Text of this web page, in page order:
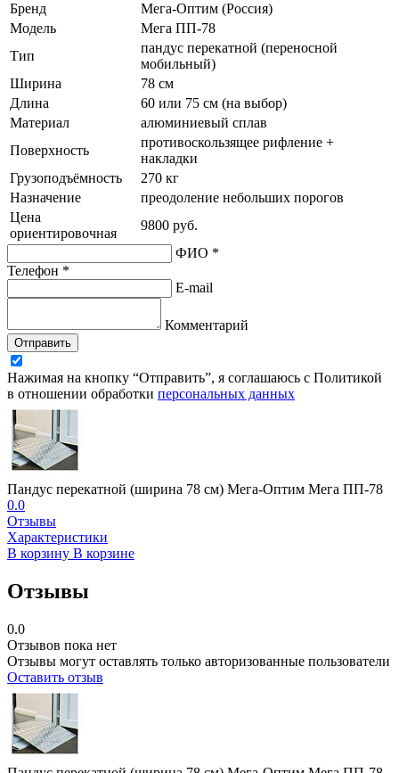
Бренд
Мега-Оптим (Россия)
Модель
Мега ПП-78
Тип
пандус перекатной (переносной
мобильный)
Ширина
78 см
Длина
60 или 75 см (на выбор)
Материал
алюминиевый сплав
Поверхность
противоскользящее рифление +
накладки
Грузоподъёмность
270 кг
Назначение
преодоление небольших порогов
Цена
ориентировочная
9800 руб.
ФИО *
Телефон *
E-mail
Комментарий
Отправить
Нажимая на кнопку “Отправить”, я соглашаюсь с Политикой
в отношении обработки персональных данных
Пандус перекатной (ширина 78 см) Мега-Оптим Мега ПП-78
0.0
Отзывы
Характеристики
В корзину В корзине
Отзывы
0.0
Отзывов пока нет
Отзывы могут оставлять только авторизованные пользователи
Оставить отзыв